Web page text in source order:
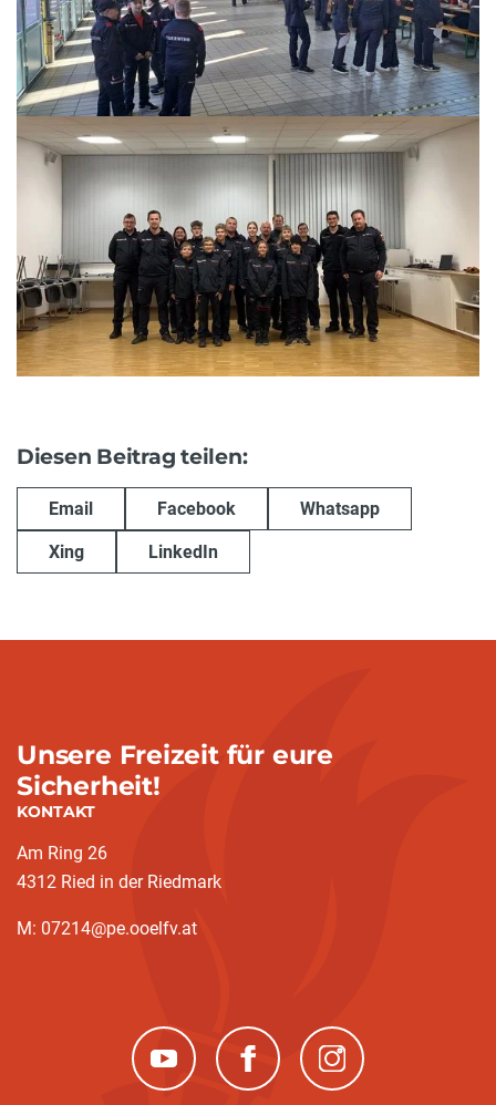
Diesen Beitrag teilen:
Email Facebook Whatsapp
Xing LinkedIn
Unsere Freizeit für eure
Sicherheit!
KONTAKT
Am Ring 26
4312 Ried in der Riedmark
M: 07214@pe.ooelfv.at
(neues Fenster)(neues Fenster)(neues Fenster)